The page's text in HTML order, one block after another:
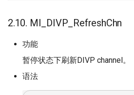
2.10. MI_DIVP_RefreshChn
功能
暂停状态下刷新DIVP channel。
语法